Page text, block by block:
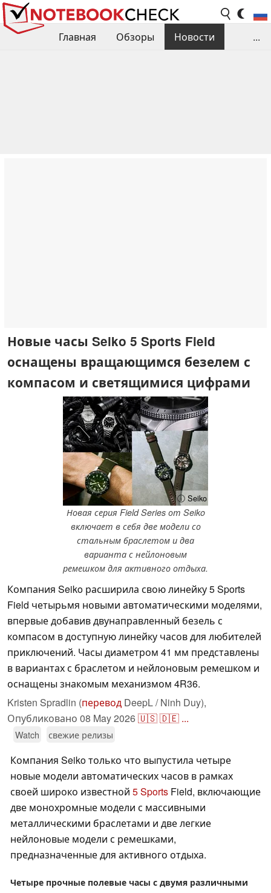
Главная Обзоры
Новости
...
Новые часы Seiko 5 Sports Field
оснащены вращающимся безелем с
компасом и светящимися цифрами
ⓘ Seiko
Новая серия Field Series от Seiko
включает в себя две модели со
стальным браслетом и два
варианта с нейлоновым
ремешком для активного отдыха.
Компания Seiko расширила свою линейку 5 Sports
Field четырьмя новыми автоматическими моделями,
впервые добавив двунаправленный безель с
компасом в доступную линейку часов для любителей
приключений. Часы диаметром 41 мм представлены
в вариантах с браслетом и нейлоновым ремешком и
оснащены знакомым механизмом 4R36.
Kristen Spradlin (перевод DeepL / Ninh Duy),
Опубликовано 08 May 2026🇺🇸🇩🇪 ...
Watch свежие релизы
Компания Seiko только что выпустила четыре
новые модели автоматических часов в рамках
своей широко известной 5 Sports Field, включающие
две монохромные модели с массивными
металлическими браслетами и две легкие
нейлоновые модели с ремешками,
предназначенные для активного отдыха.
Четыре прочные полевые часы с двумя различными